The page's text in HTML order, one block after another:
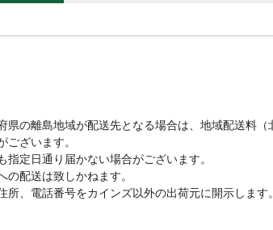
県の離島地域が配送先となる場合は、地域配送料
ございます。
定日通り届かない場合がございます。
配送は致しかねます。
所、電話番号をカインズ以外の出荷元に開示しま